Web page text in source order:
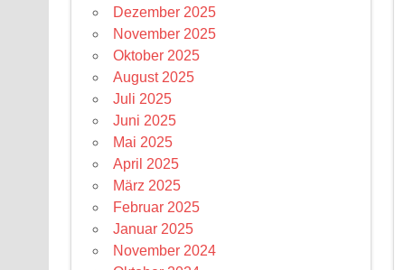
Dezember 2025
November 2025
Oktober 2025
August 2025
Juli 2025
Juni 2025
Mai 2025
April 2025
März 2025
Februar 2025
Januar 2025
November 2024